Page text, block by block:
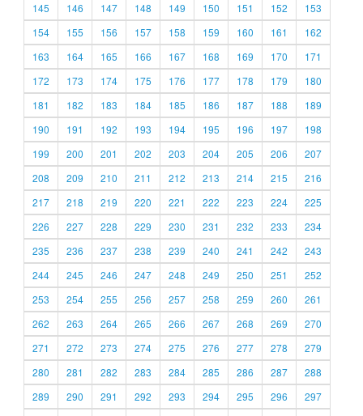
145
146 147 148 149 150 151 152
153
154
155 156 157 158 159 160 161
162
163
164 165 166 167 168 169 170
171
172
173 174 175 176 177 178 179
180
181
182 183 184 185 186 187 188
189
190
191 192 193 194 195 196 197
198
199
200 201 202 203 204 205 206
207
208
209 210 211 212 213 214 215
216
217
218 219 220 221 222 223 224
225
226
227 228 229 230 231 232 233
234
235
236 237 238 239 240 241 242
243
244
245 246 247 248 249 250 251
252
253
254 255 256 257 258 259 260
261
262
263 264 265 266 267 268 269
270
271
272 273 274 275 276 277 278
279
280
281 282 283 284 285 286 287
288
289
290 291 292 293 294 295 296
297